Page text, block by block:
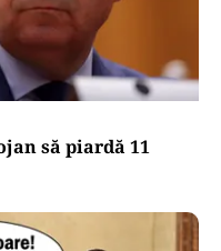
să piardă 11